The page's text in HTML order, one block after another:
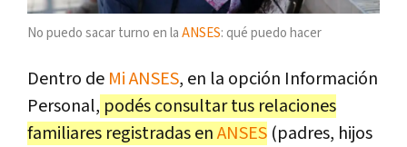
No puedo sacar turno en la ANSES: qué puedo hacer
Dentro de Mi ANSES, en la opción Información
Personal, podés consultar tus relaciones
familiares registradas enANSES (padres, hijos